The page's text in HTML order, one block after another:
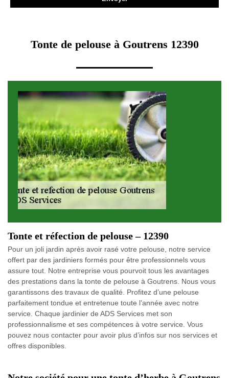
Tonte de pelouse à Goutrens 12390
Tonte et réfection de pelouse – 12390
Pour un joli jardin après avoir rasé votre pelouse, notre service
offert par des jardiniers formés pour être professionnels vous
assure tout. Notre entreprise vous pourvoit tous les avantages
des prestations dans la tonte de pelouse à Goutrens. Nous vous
garantissons des travaux de qualité. Profitez d’une pelouse
parfaitement tondue et entretenue toute l’année avec notre
service. Chaque jardinier de ADS Services met son
professionnalisme et ses compétences à votre service. Vous
pouvez nous contacter pour avoir plus d’infos sur nos services et
offres disponibles.